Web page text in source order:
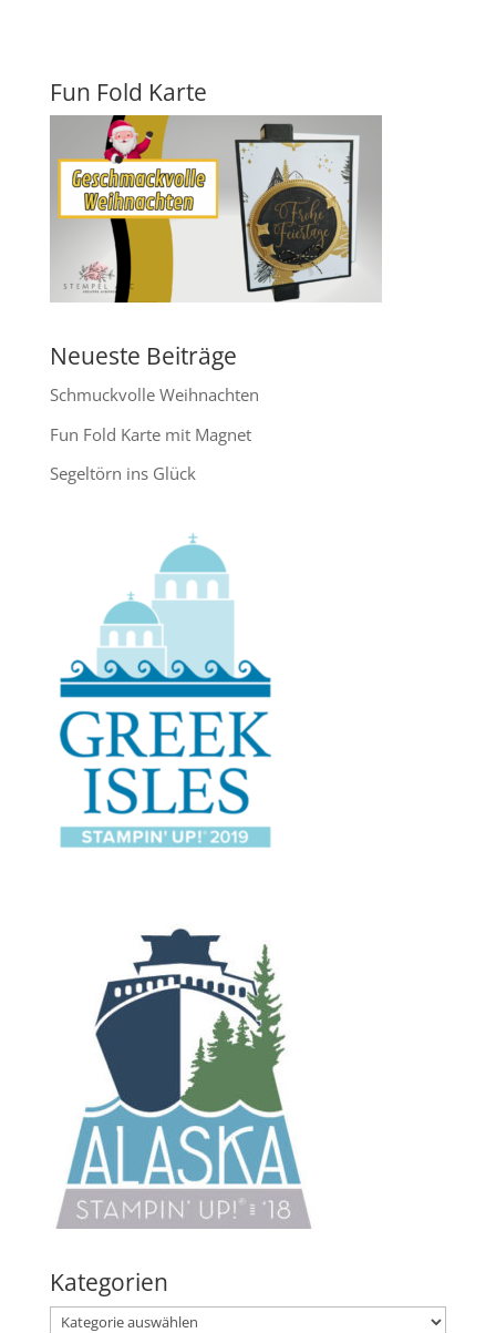
Fun Fold Karte
Neueste Beiträge
Schmuckvolle Weihnachten
Fun Fold Karte mit Magnet
Segeltörn ins Glück
Kategorien
Kategorien